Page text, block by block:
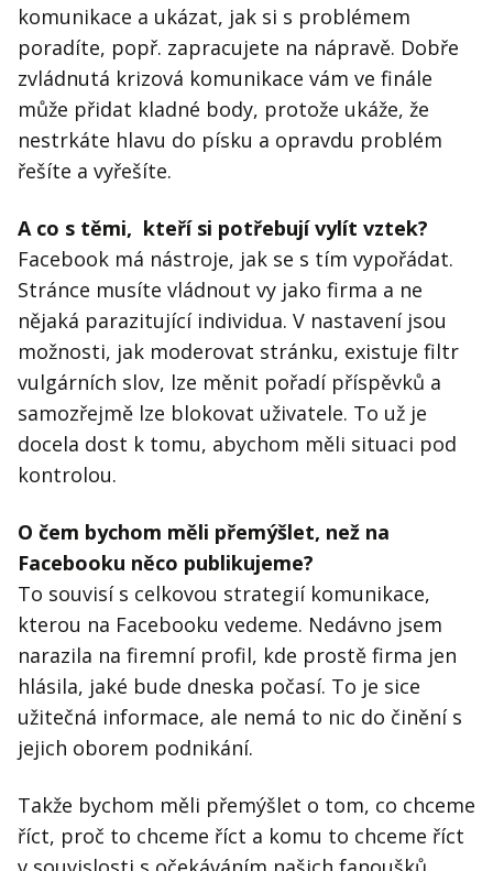
komunikace a ukázat, jak si s problémem
poradíte, popř. zapracujete na nápravě. Dobře
zvládnutá krizová komunikace vám ve finále
může přidat kladné body, protože ukáže, že
nestrkáte hlavu do písku a opravdu problém
řešíte a vyřešíte.
A co s těmi, kteří si potřebují vylít vztek?
Facebook má nástroje, jak se s tím vypořádat.
Stránce musíte vládnout vy jako firma a ne
nějaká parazitující individua. V nastavení jsou
možnosti, jak moderovat stránku, existuje filtr
vulgárních slov, lze měnit pořadí příspěvků a
samozřejmě lze blokovat uživatele. To už je
docela dost k tomu, abychom měli situaci pod
kontrolou.
O čem bychom měli přemýšlet, než na
Facebooku něco publikujeme?
To souvisí s celkovou strategií komunikace,
kterou na Facebooku vedeme. Nedávno jsem
narazila na firemní profil, kde prostě firma jen
hlásila, jaké bude dneska počasí. To je sice
užitečná informace, ale nemá to nic do činění s
jejich oborem podnikání.
Takže bychom měli přemýšlet o tom, co chceme
říct, proč to chceme říct a komu to chceme říct